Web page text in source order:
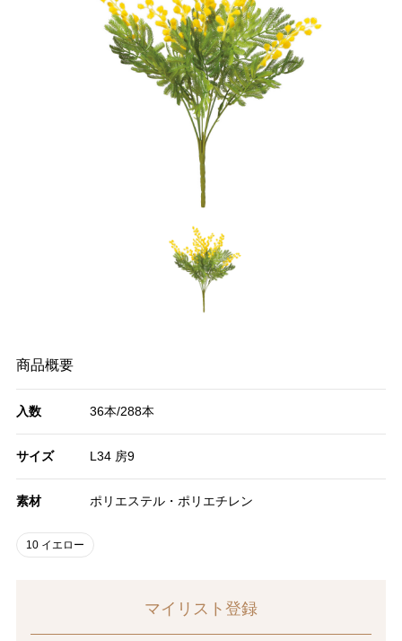
商品概要
入数 36本/288本
サイズ L34 房9
素材 ポリエステル・ポリエチレン
10 イエロー
マイリスト登録